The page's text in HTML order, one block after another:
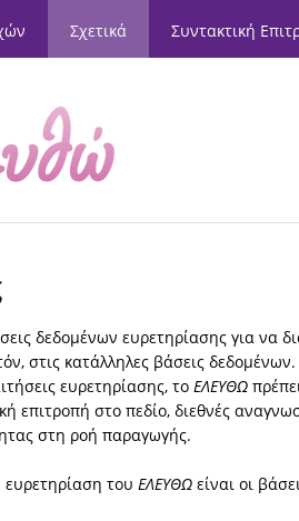
Σχετικά Συντακτική
δεδομένων ευρετηρίασης για να
στις κατάλληλες βάσεις δεδομένων.
ευρετηρίασης, το ΕΛΕΥΘΩ
επιτροπή στο πεδίο, διεθνές
στη ροή παραγωγής.
του ΕΛΕΥΘΩ είναι οι